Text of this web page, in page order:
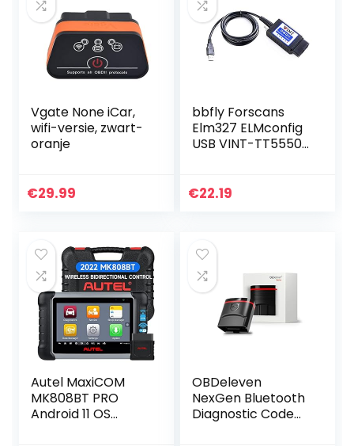
Vgate None iCar,
wifi-versie, zwart-
oranje
€29.99
bbfly Forscans
Elm327 ELMconfig
USB VINT-TT55502
diagnose
€22.19
Autel MaxiCOM
MK808BT PRO
Android 11 OS
OBDeleven
NexGen Bluetooth
Diagnostic Code